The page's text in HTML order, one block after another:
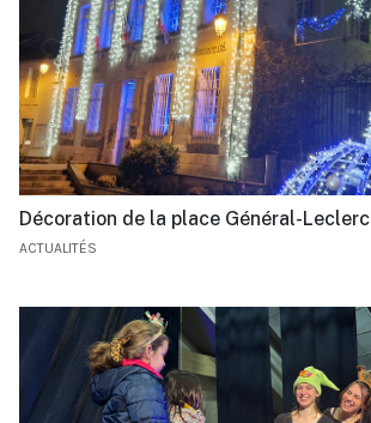
Décoration de la place Général-Leclerc
ACTUALITÉS